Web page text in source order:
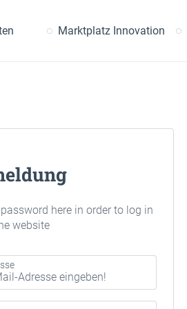
Marktplatz Innovation
here in order to log in
website